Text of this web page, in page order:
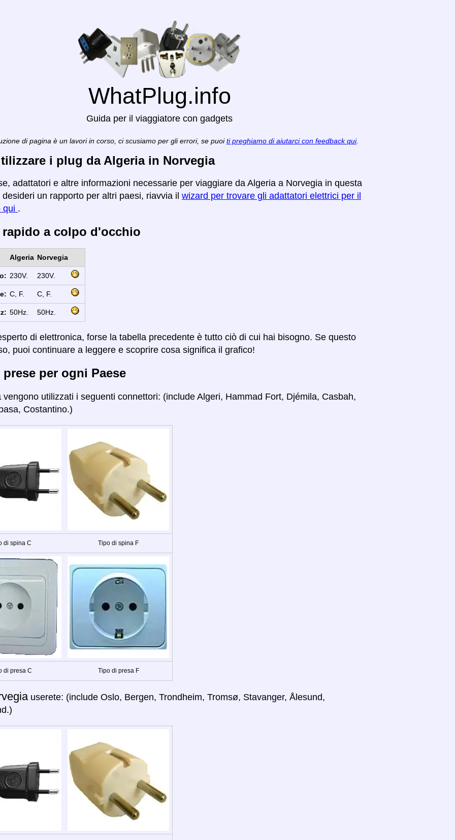
WhatPlug.info
Guida per il viaggiatore con gadgets
di pagina è un lavori in corso, ci scusiamo per gli errori, se puoi ti preghiamo di aiutarci con feedback qui.
i plug da Algeria in Norvegia
adattatori e altre informazioni necessarie per viaggiare da Algeria a Norvegia in questa
un rapporto per altri paesi, riavvia il wizard per trovare gli adattatori elettrici per il
qui .
a colpo d'occhio
Algeria Norvegia
230V. 230V.
C, F. C, F.
50Hz. 50Hz.
di elettronica, forse la tabella precedente è tutto ciò di cui hai bisogno. Se questo
puoi continuare a leggere e scoprire cosa significa il grafico!
prese per ogni Paese
vengono utilizzati i seguenti connettori: (include Algeri, Hammad Fort, Djémila, Casbah,
Costantino.)
di spina C Tipo di spina F
di presa C Tipo di presa F
userete: (include Oslo, Bergen, Trondheim, Tromsø, Stavanger, Ålesund,